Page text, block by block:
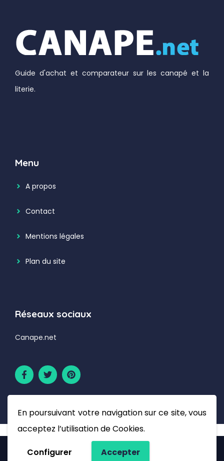
En poursuivant votre navigation sur ce site, vous
acceptez l’utilisation de Cookies.
Configurer Accepter
Guide d'achat et comparateur sur les canapé et la
literie.
Menu
A propos
Contact
Mentions légales
Plan du site
Réseaux sociaux
Canape.net